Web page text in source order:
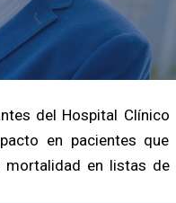
del Hospital Clínico
en pacientes que
mortalidad en listas de